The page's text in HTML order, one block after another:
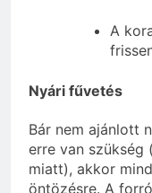
A
Nyári fűvetés
Bár nem ajánlott
erre van szükség
miatt), akkor
öntözésre. A